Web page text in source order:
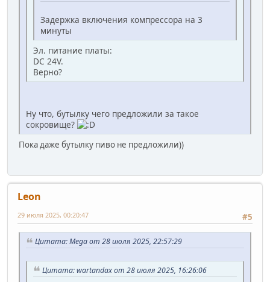
Задержка включения компрессора на 3
минуты
Эл. питание платы:
DC 24V.
Верно?
Ну что, бутылку чего предложили за такое
сокровище?
Пока даже бутылку пиво не предложили))
Leon
#5
29 июля 2025, 00:20:47
Цитата: Mega от 28 июля 2025, 22:57:29
Цитата: wartandax от 28 июля 2025, 16:26:06